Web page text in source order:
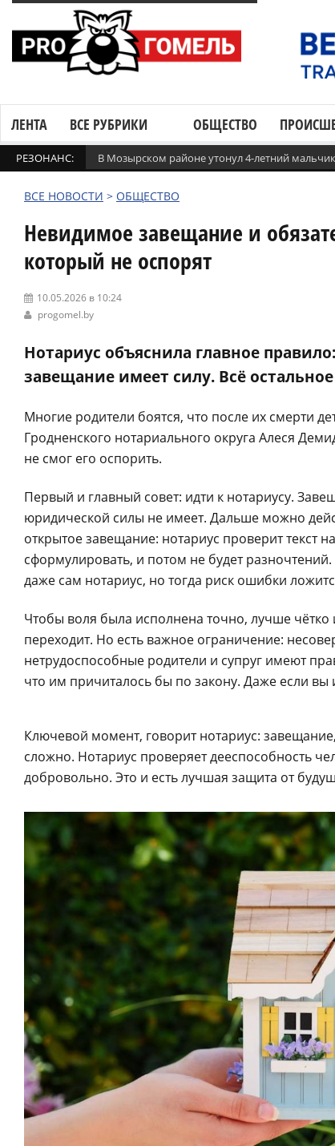
ЛЕНТА ВСЕ РУБРИКИ ОБЩЕСТВО
РЕЗОНАНС: В Мозырском районе утонул 4-летний мальчик
ВСЕ НОВОСТИ > ОБЩЕСТВО
Невидимое завещание и
который не оспорят
10.05.2026 в 10:24
progomel.by
Нотариус объяснила главное
завещание имеет силу. Всё
Многие родители боятся, что после их смерти
Гродненского нотариального округа Алеся
не смог его оспорить.
Первый и главный совет: идти к нотариусу.
юридической силы не имеет. Дальше можно
открытое завещание: нотариус проверит текст
сформулировать, и потом не будет
даже сам нотариус, но тогда риск ошибки
Чтобы воля была исполнена точно, лучше
переходит. Но есть важное ограничение:
нетрудоспособные родители и супруг имеют
что им причиталось бы по закону. Даже если вы
Ключевой момент, говорит нотариус:
сложно. Нотариус проверяет дееспособность
добровольно. Это и есть лучшая защита от